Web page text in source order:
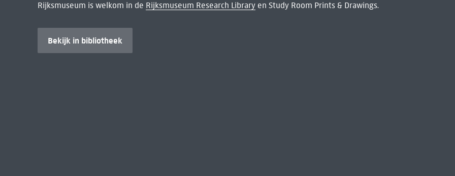
Rijksmuseum is welkom in de Rijksmuseum Research Libraryen Study Room Prints & Drawings.
Bekijk in bibliotheek